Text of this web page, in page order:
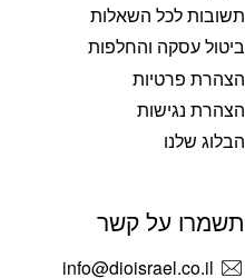
תשובות לכל השאלות
ביטול עסקה והחלפות
הצהרת פרטיות
הצהרת נגישות
הבלוג שלנו
תשמרו על קשר
info@dioisrael.co.il